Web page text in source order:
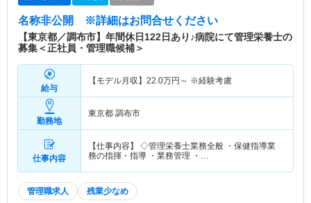
名称非公開 ※詳細はお問合せください
【東京都／調布市】年間休日122日あり♪病院にて管理栄養士の
募集＜正社員・管理職候補＞
給与
【モデル月収】 22.0万円～ ※経験考慮
勤務地
東京都 調布市
仕事内容
【仕事内容】 ◇管理栄養士業務全般 ・保健指導業
務の指揮・指導 ・業務管理 ・…
管理職求人 残業少なめ